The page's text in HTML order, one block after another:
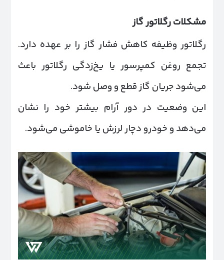
مشکلات رگلاتور گاز
رگلاتور وظیفه کاهش فشار گاز را بر عهده دارد.
تجمع روغن کمپرسور یا یخ‌زدگی رگلاتور باعث
می‌شود جریان گاز قطع و وصل شود.
این وضعیت در دور آرام بیشتر خود را نشان
می‌دهد و خودرو دچار لرزش یا خاموشی می‌شود.